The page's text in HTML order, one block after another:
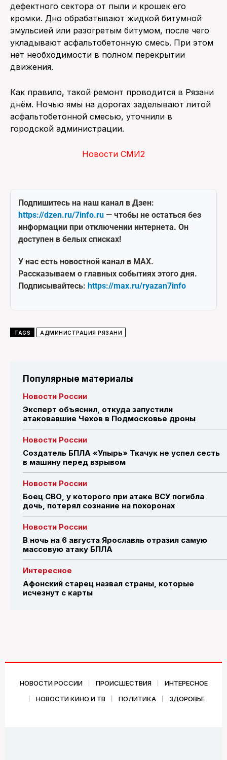
дефектного сектора от пыли и крошек его
кромки. Дно обрабатывают жидкой битумной
эмульсией или разогретым битумом, после чего
укладывают асфальтобетонную смесь. При этом
нет необходимости в полном перекрытии
движения.
Как правило, такой ремонт проводится в Рязани
днём. Ночью ямы на дорогах заделывают литой
асфальтобетонной смесью, уточнили в
городской администрации.
Новости СМИ2
Подпишитесь на наш канал в Дзен:
https://dzen.ru/7info.ru — чтобы не остаться без
информации при отключении интернета. Он
доступен в белых списках!
У нас есть новостной канал в MAX.
Рассказываем о главных событиях этого дня.
Подписывайтесь: https://max.ru/ryazan7info
TAGS АДМИНИСТРАЦИЯ РЯЗАНИ
Популярные материалы
Новости России
Эксперт объяснил, откуда запустили
атаковавшие Чехов в Подмосковье дроны
Новости России
Создатель БПЛА «Упырь» Ткачук не успел сесть
в машину перед взрывом
Новости России
Боец СВО, у которого при атаке ВСУ погибла
дочь, потерял сознание на похоронах
Новости России
В ночь на 6 августа Ярославль отразил самую
массовую атаку БПЛА
Интересное
Афонский старец назвал страны, которые
исчезнут с карты
НОВОСТИ РОССИИ ПРОИСШЕСТВИЯ
ИНТЕРЕСНОЕ
НОВОСТИ КИНО И ТВ
ПОЛИТИКА ЗДОРОВЬЕ